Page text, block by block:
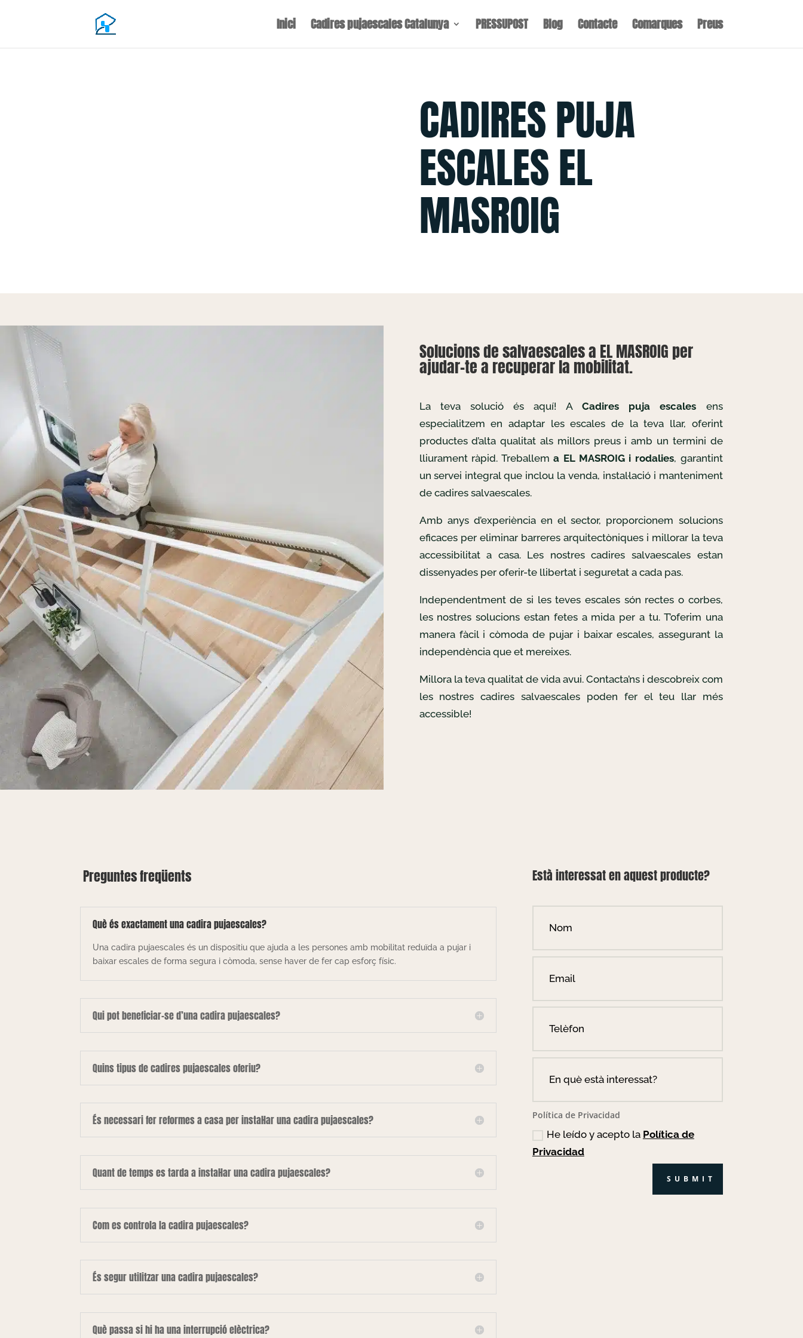
Inici Cadires pujaescales Catalunya PRESSUPOST Blog Contacte Comarques Preus
CADIRES PUJA
ESCALES EL
MASROIG
Solucions de salvaescales a EL MASROIG per
ajudar-te a recuperar la mobilitat.
La teva solució és aquí! A Cadires puja escales ens
especialitzem en adaptar les escales de la teva llar, oferint
productes d’alta qualitat als millors preus i amb un termini de
lliurament ràpid. Treballema EL MASROIG i rodalies, garantint
un servei integral que inclou la venda, instal·lació i manteniment
de cadires salvaescales.
Amb anys d’experiència en el sector, proporcionem solucions
eficaces per eliminar barreres arquitectòniques i millorar la teva
accessibilitat a casa. Les nostres cadires salvaescales estan
dissenyades per oferir-te llibertat i seguretat a cada pas.
Independentment de si les teves escales són rectes o corbes,
les nostres solucions estan fetes a mida per a tu. T’oferim una
manera fàcil i còmoda de pujar i baixar escales, assegurant la
independència que et mereixes.
Millora la teva qualitat de vida avui. Contacta’ns i descobreix com
les nostres cadires salvaescales poden fer el teu llar més
accessible!
Preguntes freqüents
Què és exactament una cadira pujaescales?
Una cadira pujaescales és un dispositiu que ajuda a les persones amb mobilitat reduïda a pujar i
baixar escales de forma segura i còmoda, sense haver de fer cap esforç físic.
Qui pot beneficiar-se d’una cadira pujaescales?
Quins tipus de cadires pujaescales oferiu?
És necessari fer reformes a casa per instal·lar una cadira pujaescales?
Quant de temps es tarda a instal·lar una cadira pujaescales?
Com es controla la cadira pujaescales?
És segur utilitzar una cadira pujaescales?
Què passa si hi ha una interrupció elèctrica?
Està interessat en aquest producte?
Política de Privacidad
He leído y acepto la Política de
Privacidad
SUBMIT